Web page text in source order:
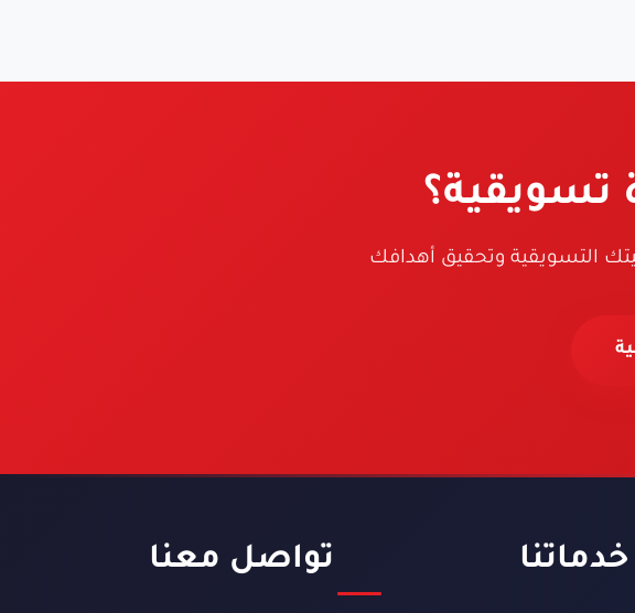
تسويقية؟
التسويقية وتحقيق أهدافك
خدماتنا تواصل معنا